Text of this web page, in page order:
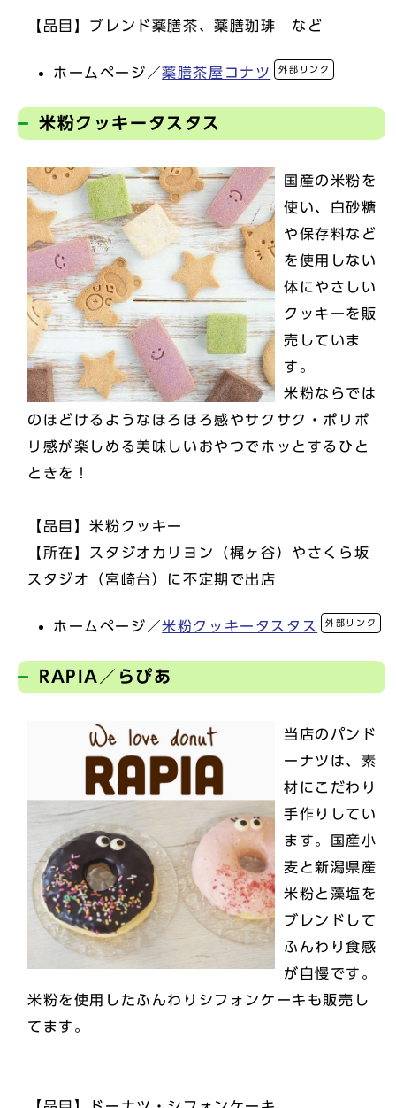
【品目】ブレンド薬膳茶、薬膳珈琲 など
ホームページ／薬膳茶屋コナツ 外部リンク
米粉クッキータスタス
国産の米粉を
使い、白砂糖
や保存料など
を使用しない
体にやさしい
クッキーを販
売していま
す。
米粉ならでは
のほどけるようなほろほろ感やサクサク・ポリポ
リ感が楽しめる美味しいおやつでホッとするひと
ときを！
【品目】米粉クッキー
【所在】スタジオカリヨン（梶ヶ谷）やさくら坂
スタジオ（宮崎台）に不定期で出店
ホームページ／米粉クッキータスタス 外部リンク
RAPIA／らぴあ
当店のパンド
ーナツは、素
材にこだわり
手作りしてい
ます。国産小
麦と新潟県産
米粉と藻塩を
ブレンドして
ふんわり食感
が自慢です。
米粉を使用したふんわりシフォンケーキも販売し
てます。